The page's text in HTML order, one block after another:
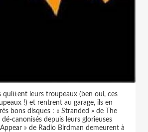
quittent leurs troupeaux (ben oui, ces
!) et rentrent au garage, ils en
bons disques : « Stranded » de The
canonisés depuis leurs glorieuses
» de Radio Birdman demeurent à